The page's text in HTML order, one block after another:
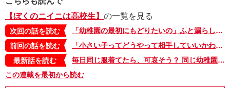
【ぼくのニイニは高校生】 の一覧を見る
次回の話を読む
「幼稚園の最初にもどりたいの」ふと漏らしたオトト君の言葉に、ニイニは…【10歳差兄弟！ぼくのニイニは高校生・15】
前回の話を読む
「小さい子ってどうやって相手していいかわかんねぇって、今でも思うけど…」友達に漏らした、ニイニの本音【10歳差兄弟！ぼくのニイニは高校生・13】
最新話を読む
毎日同じ服着てたら、可哀そう？ 同じ幼稚園のママに言われた言葉、今思うことは…【10歳差兄弟！ぼくのニイニは高校生】
この連載を最初から読む